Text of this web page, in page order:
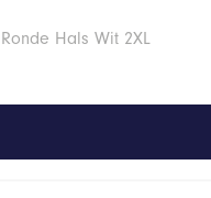
Hals Wit 2XL